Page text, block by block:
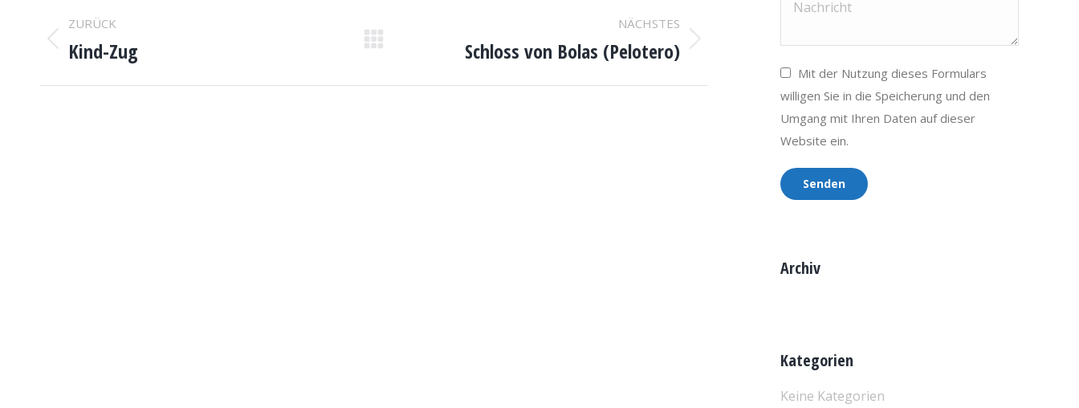
PROJEKTNAVIGATION
ZURÜCK
Vorheriges
Kind-Zug
NÄCHSTES
Schloss von Bolas (Pelotero)
Mit der Nutzung dieses Formulars
willigen Sie in die Speicherung und den
Umgang mit Ihren Daten auf dieser
Website ein.
Senden
Archiv
Kategorien
Keine Kategorien